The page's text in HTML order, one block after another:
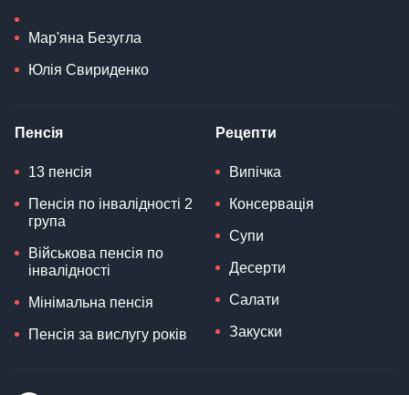
Мар'яна Безугла
Юлія Свириденко
Пенсія
13 пенсія
Пенсія по інвалідності 2
група
Військова пенсія по
інвалідності
Мінімальна пенсія
Пенсія за вислугу років
Рецепти
Випічка
Консервація
Супи
Десерти
Салати
Закуски